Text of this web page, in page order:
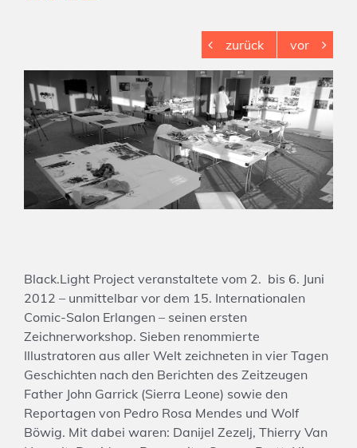
zurück vor
Black.Light Project veranstaltete vom 2. bis 6. Juni
2012 – unmittelbar vor dem 15. Internationalen
Comic-Salon Erlangen – seinen ersten
Zeichnerworkshop. Sieben renommierte
Illustratoren aus aller Welt zeichneten in vier Tagen
Geschichten nach den Berichten des Zeitzeugen
Father John Garrick (Sierra Leone) sowie den
Reportagen von Pedro Rosa Mendes und Wolf
Böwig. Mit dabei waren: Danijel Zezelj, Thierry Van